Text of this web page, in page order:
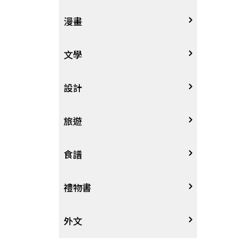
兩岸國際
投資理財
人物傳記
職場工作術
數學
航空
攝影
電影
棋藝桌遊
寵物
時尚、瘦身、芳療
戲劇、舞蹈
動腦解謎
8~12歲
12~18歲
遊戲書
英語書
教育教養
疾病養生
醫療人文
心理學
勵志成長
人際關係
生老病死
漫畫
漫畫
圖文繪本
限制級漫畫
文學
中文文學
中文詩詞
武俠小說
奇幻恐佈小說
推理小說
設計
藝術設計
居家佈置
建築工藝
園藝
旅遊
台灣
中港澳
日韓
食譜
中式
西式
禮物書
外文